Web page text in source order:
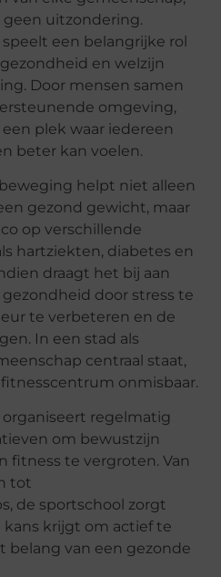
geen uitzondering.
een belangrijke rol
en welzijn
Door mensen samen
omgeving,
plek waar iedereen
beter kan voelen.
helpt niet alleen
gezond gewicht, maar
op verschillende
hartziekten, diabetes en
draagt het bij aan
door stress te
te verbeteren en de
In een stad als
centraal staat,
fitnesscentrum onmisbaar.
regelmatig
om bewustzijn
fitness te vergroten. Van
tot
de sportschool zorgt
krijgt om actief te
belang van een gezonde